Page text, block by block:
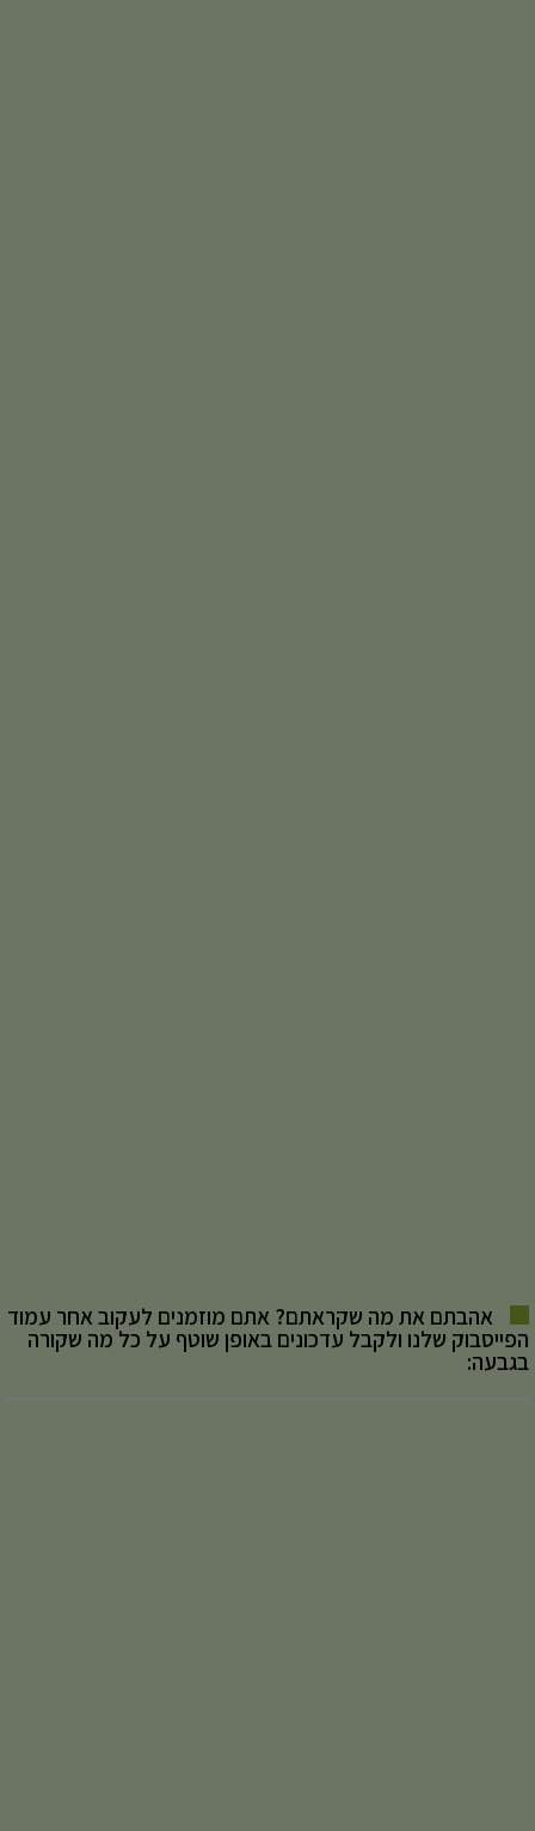
אהבתם את מה שקראתם? אתם מוזמנים לעקוב אחר עמוד
הפייסבוק שלנו ולקבל עדכונים באופן שוטף על כל מה שקורה
בגבעה: